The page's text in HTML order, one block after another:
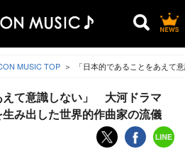
MUSIC TOP 「日本的であることをあえて
えて意識しない」 大河ドラマ
生み出した世界的作曲家の流儀